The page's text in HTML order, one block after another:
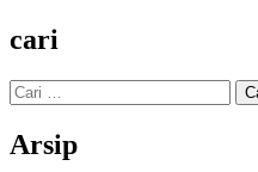
cari
Cari
untuk:
Arsip